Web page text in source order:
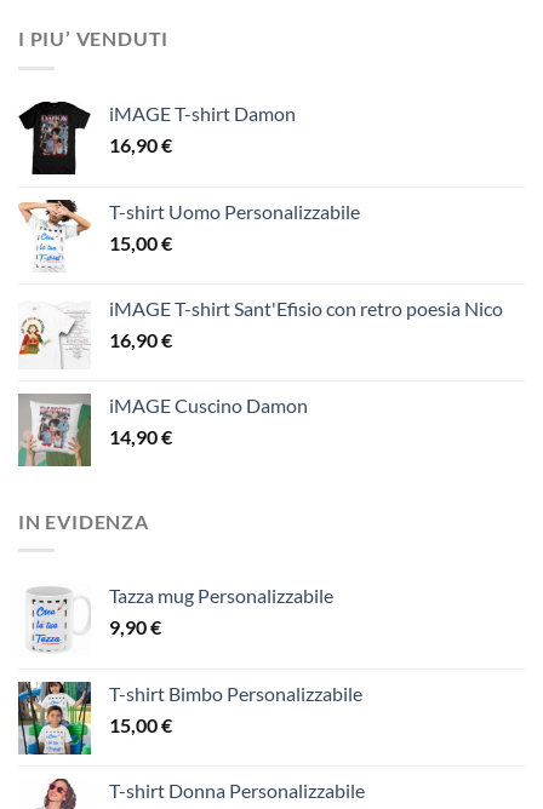
I PIU’ VENDUTI
iMAGE T-shirt Damon
16,90€
T-shirt Uomo Personalizzabile
15,00€
iMAGE T-shirt Sant'Efisio con retro poesia Nico
16,90€
iMAGE Cuscino Damon
14,90€
IN EVIDENZA
Tazza mug Personalizzabile
9,90€
T-shirt Bimbo Personalizzabile
15,00€
T-shirt Donna Personalizzabile